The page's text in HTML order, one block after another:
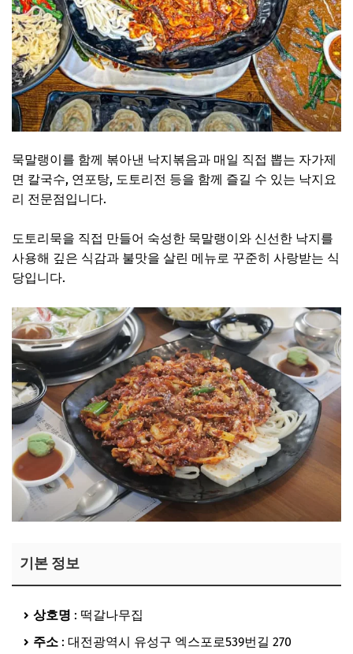
묵말랭이를 함께 볶아낸 낙지볶음과 매일 직접 뽑는 자가제
면 칼국수, 연포탕, 도토리전 등을 함께 즐길 수 있는 낙지요
리 전문점입니다.
도토리묵을 직접 만들어 숙성한 묵말랭이와 신선한 낙지를
사용해 깊은 식감과 불맛을 살린 메뉴로 꾸준히 사랑받는 식
당입니다.
기본 정보
상호명 : 떡갈나무집
주소 : 대전광역시 유성구 엑스포로539번길 270